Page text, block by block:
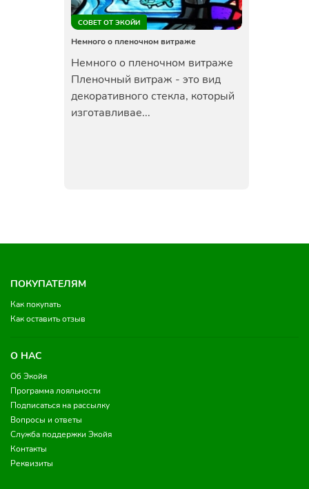
СОВЕТ ОТ ЭКОЙИ
Немного о пленочном витраже
Немного о пленочном витраже
Пленочный витраж - это вид
декоративного стекла, который
изготавливае...
ПОКУПАТЕЛЯМ
Как покупать
Как оставить отзыв
О НАС
Об Экойя
Программа лояльности
Подписаться на рассылку
Вопросы и ответы
Служба поддержки Экойя
Контакты
Реквизиты